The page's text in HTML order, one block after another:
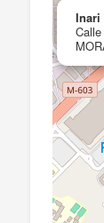
Inari